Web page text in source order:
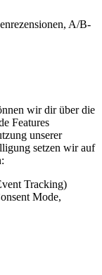
A/B-
wir dir über die
Features
unserer
setzen wir auf
Tracking)
Mode,